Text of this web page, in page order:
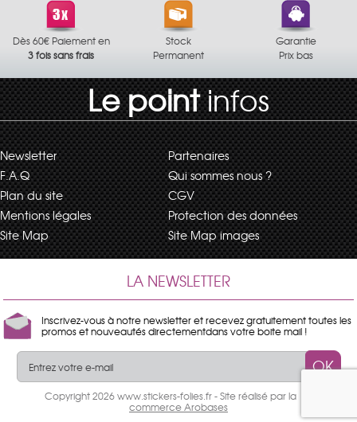
Dès 60€ Paiement en
3 fois sans frais
Stock
Permanent
Garantie
Prix bas
Le pointinfos
Newsletter
Partenaires
F.A.Q
Qui sommes nous ?
Plan du site
CGV
Mentions légales
Protection des données
Site Map
Site Map images
LA NEWSLETTER
Inscrivez-vous à notre newsletter et recevez gratuitement toutes les
promos et nouveautés directementdans votre boite mail !
OK
Copyright 2026 www.stickers-folies.fr - Site réalisé par la
commerce Arobases